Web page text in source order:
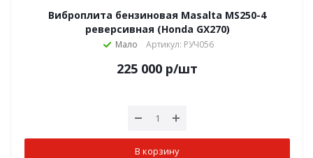
Виброплита бензиновая Masalta MS250-4
реверсивная (Honda GX270)
Мало Артикул: РУЧ056
225 000 р/шт
В корзину